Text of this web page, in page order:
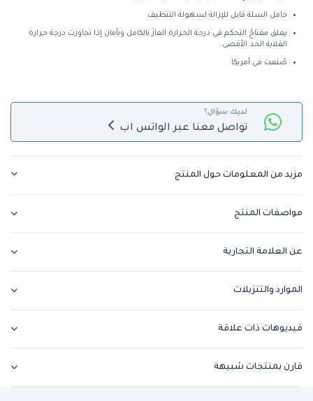
حامل السلة قابل للإزالة لسهولة التنظيف
يغلق مفتاحُ التحكم في درجة الحرارة الغازَ بالكامل وبأمان إذا تجاوزت درجة حرارة
القلاية الحد الأقصى.
صُنعت في أمريكا
لديك سؤال؟
تواصل معنا عبر الواتس اب
مزيد من المعلومات حول المنتج
مواصفات المنتج
عن العلامة التجارية
الموارد والتنزيلات
فيديوهات ذات علاقة
قارن بمنتجات شبيهة